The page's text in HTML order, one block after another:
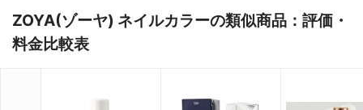
ZOYA(ゾーヤ) ネイルカラーの類似商品：評価・
料金比較表